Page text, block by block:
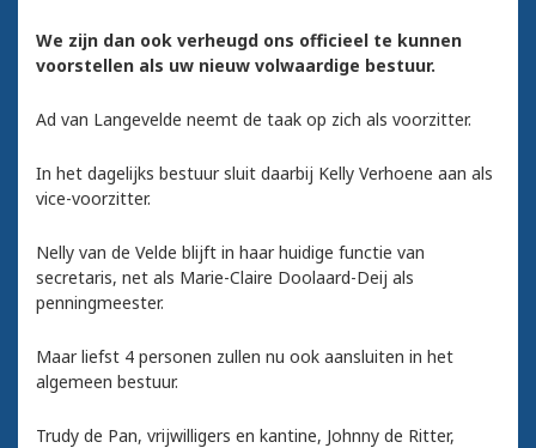
We zijn dan ook verheugd ons officieel te kunnen
voorstellen als uw nieuw volwaardige bestuur.
Ad van Langevelde neemt de taak op zich als voorzitter.
In het dagelijks bestuur sluit daarbij Kelly Verhoene aan als
vice-voorzitter.
Nelly van de Velde blijft in haar huidige functie van
secretaris, net als Marie-Claire Doolaard-Deij als
penningmeester.
Maar liefst 4 personen zullen nu ook aansluiten in het
algemeen bestuur.
Trudy de Pan, vrijwilligers en kantine, Johnny de Ritter,